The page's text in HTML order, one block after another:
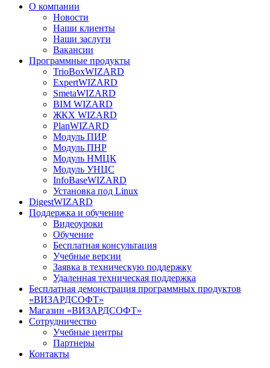
О компании
Новости
Наши клиенты
Наши заслуги
Вакансии
Программные продукты
TrioBoxWIZARD
ExpertWIZARD
SmetaWIZARD
BIM WIZARD
ЖКХ WIZARD
PlanWIZARD
Модуль ПИР
Модуль ПНР
Модуль НМЦК
Модуль УНЦС
InfoBaseWIZARD
Установка под Linux
DigestWIZARD
Поддержка и обучение
Видеоуроки
Обучение
Бесплатная консультация
Учебные версии
Заявка в техническую поддержку
Удаленная техническая поддержка
Бесплатная демонстрация программных продуктов
«ВИЗАРДСОФТ»
Магазин «ВИЗАРДСОФТ»
Сотрудничество
Учебные центры
Партнеры
Контакты